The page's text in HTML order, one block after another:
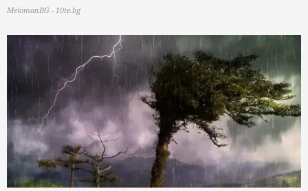
MelomanBG - 10te.bg